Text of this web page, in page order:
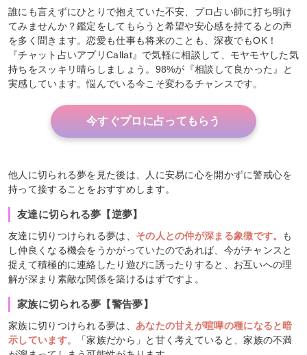
誰にも言えずにひとりで抱えていた不安、プロ占い師に打ち明け
てみませんか？鑑定をしてもらうと希望や安心感を持てるとの声
を多く聞きます。恋愛も仕事も将来のことも、深夜でもOK！
『チャット占いアプリCallat』で気軽に相談して、モヤモヤした気
持ちをスッキリ晴らしましょう。98%が『相談して良かった』と
実感しています。悩んでいる今こそ変わるチャンスです。
今すぐプロに占ってもらう
他人に切られる夢を見た後は、人に安易に心を開かずに警戒心を
持って接することをおすすめします。
友達に切られる夢【逆夢】
友達に切りつけられる夢は、 その人との仲が深まる象徴です。 も
し仲良くなる機会をうかがっていたのであれば、今がチャンスと
捉えて積極的に連絡したり遊びに誘ったりすると、お互いへの理
解が深まり素敵な関係を築けるはずですよ。
家族に切られる夢【警告夢】
家族に切りつけられる夢は、 あなたの甘えが喧嘩の種になると暗
示しています。「家族だから」と甘く考えていると、家族の不満